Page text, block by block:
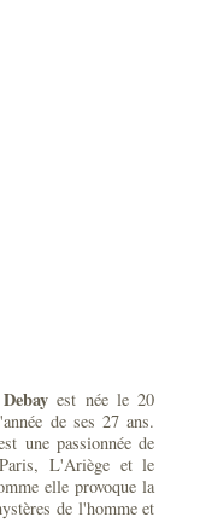
est née le 20
de ses 27 ans.
une passionnée de
L'Ariège et le
elle provoque la
de l'homme et